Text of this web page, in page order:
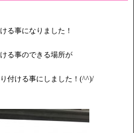
る事になりました！
る事のできる場所が
付ける事にしました！(^^)/